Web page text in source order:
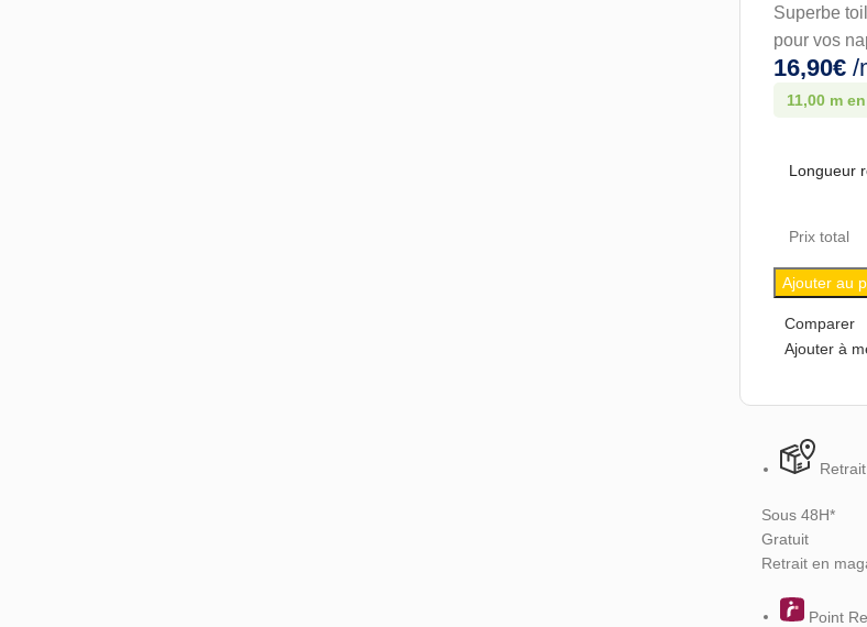
Superbe
pour vos
16,90€ /
11,00 m
Longueur
Prix total
Ajouter au
Comparer
Ajouter à
Sous 48H*
Gratuit
Retrait en
Point